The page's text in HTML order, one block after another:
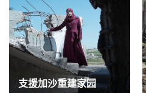
支援加沙重建家园